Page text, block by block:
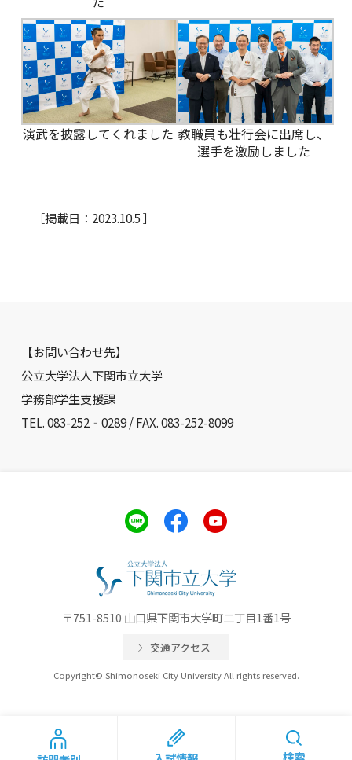
検索
演武を披露してくれました 教職員も壮行会に出席し、
選手を激励しました
［掲載日：2023.10.5 ］
【お問い合わせ先】
公立大学法人下関市立大学
学務部学生支援課
TEL. 083-252‐0289 / FAX. 083-252-8099
〒751-8510 山口県下関市大学町二丁目1番1号
交通アクセス
Copyright© Shimonoseki City University All rights reserved.